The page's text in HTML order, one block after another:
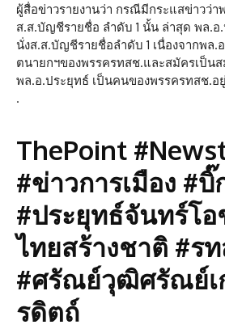
ผู้สื่อข่าวรายงานว่า กรณีมีกระแสข่าวว่า
ส.ส.บัญชีรายชื่อ ลำดับ 1 นั้น ล่าสุด พล.อ
นั่งส.ส.บัญชีรายชื่อลำดับ 1 เนื่องจากพล.
ตนายกฯของพรรครทสช.และสมัครเป็น
พล.อ.ประยุทธ์ เป็นคนของพรรครทสช.อ
.
ThePoint
#ข่าวการเมือง #บิ๊
#ประยุทธ์จันทร์โอ
ไทยสร้างชาติ #ร
#ศรัณย์วุฒิศรัณย์เ
รดิตถ์